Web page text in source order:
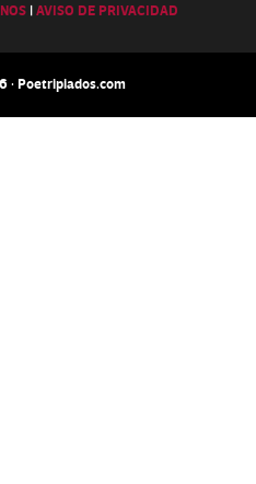
|AVISO DE PRIVACIDAD
· Poetripiados.com